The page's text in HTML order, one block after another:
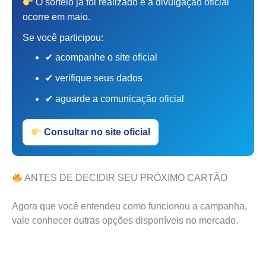
O sorteio já foi realizado e a divulgação oficial
ocorre em maio.
Se você participou:
✔ acompanhe o site oficial
✔ verifique seus dados
✔ aguarde a comunicação oficial
Consultar no site oficial
ANTES DE DECIDIR SEU PRÓXIMO CARTÃO
Agora que você entendeu como funcionou a campanha,
vale conhecer outras opções disponíveis no mercado.